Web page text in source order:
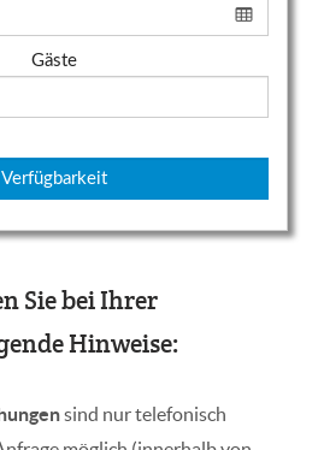
Gäste
Verfügbarkeit
Sie bei Ihrer
Hinweise:
sind nur telefonisch